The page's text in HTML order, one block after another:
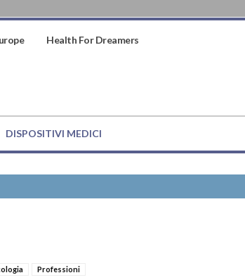
Health For Dreamers
DISPOSITIVI MEDICI
Professioni